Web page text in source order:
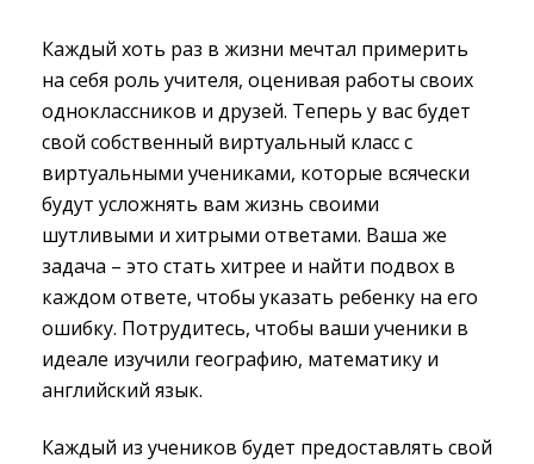
Каждый хоть раз в жизни мечтал примерить
на себя роль учителя, оценивая работы своих
одноклассников и друзей. Теперь у вас будет
свой собственный виртуальный класс с
виртуальными учениками, которые всячески
будут усложнять вам жизнь своими
шутливыми и хитрыми ответами. Ваша же
задача – это стать хитрее и найти подвох в
каждом ответе, чтобы указать ребенку на его
ошибку. Потрудитесь, чтобы ваши ученики в
идеале изучили географию, математику и
английский язык.
Каждый из учеников будет предоставлять свой